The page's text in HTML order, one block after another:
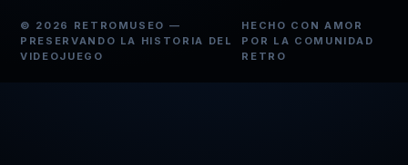
© 2026 RETROMUSEO —
PRESERVANDO LA HISTORIA DEL
VIDEOJUEGO
HECHO CON AMOR
POR LA COMUNIDAD
RETRO